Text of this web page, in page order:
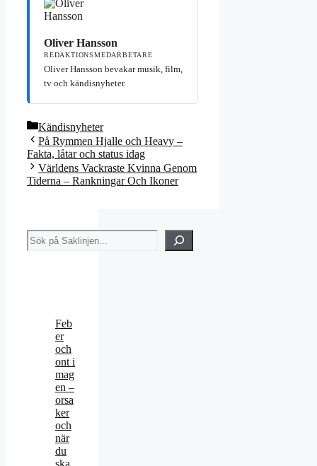
Oliver Hansson
REDAKTIONSMEDARBETARE
Oliver Hansson bevakar musik, film,
tv och kändisnyheter.
Kategorier
Kändisnyheter
På Rymmen Hjalle och Heavy –
Fakta, låtar och status idag
Världens Vackraste Kvinna Genom
Tiderna – Rankningar Och Ikoner
Sök
Feb
er
och
ont i
mag
en –
orsa
ker
och
när
du
ska